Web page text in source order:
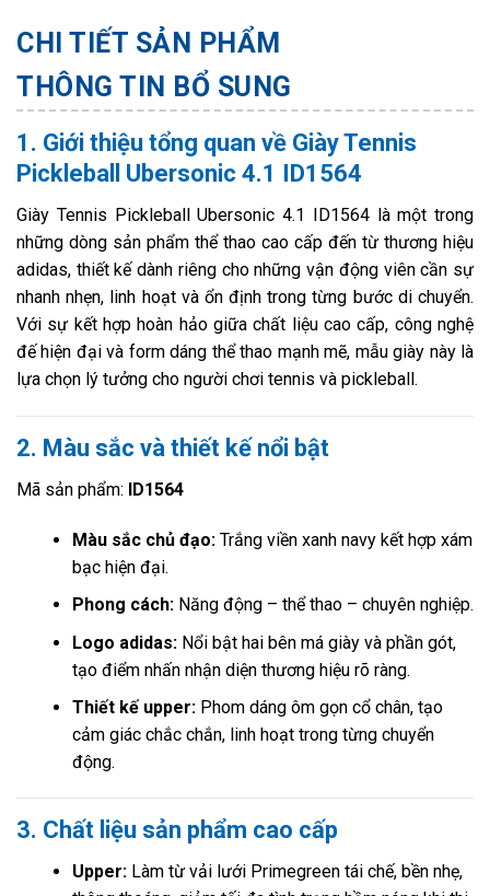
CHI TIẾT SẢN PHẨM
THÔNG TIN BỔ SUNG
1. Giới thiệu tổng quan về Giày Tennis
Pickleball Ubersonic 4.1 ID1564
Giày Tennis Pickleball Ubersonic 4.1 ID1564 là một trong
những dòng sản phẩm thể thao cao cấp đến từ thương hiệu
adidas, thiết kế dành riêng cho những vận động viên cần sự
nhanh nhẹn, linh hoạt và ổn định trong từng bước di chuyển.
Với sự kết hợp hoàn hảo giữa chất liệu cao cấp, công nghệ
đế hiện đại và form dáng thể thao mạnh mẽ, mẫu giày này là
lựa chọn lý tưởng cho người chơi tennis và pickleball.
2. Màu sắc và thiết kế nổi bật
Mã sản phẩm: ID1564
Màu sắc chủ đạo:Trắng viền xanh navy kết hợp xám
bạc hiện đại.
Phong cách:Năng động – thể thao – chuyên nghiệp.
Logo adidas:Nổi bật hai bên má giày và phần gót,
tạo điểm nhấn nhận diện thương hiệu rõ ràng.
Thiết kế upper:Phom dáng ôm gọn cổ chân, tạo
cảm giác chắc chắn, linh hoạt trong từng chuyển
động.
3. Chất liệu sản phẩm cao cấp
Upper:Làm từ vải lưới Primegreen tái chế, bền nhẹ,